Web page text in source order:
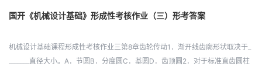
国开《机械设计基础》形成性考核作业（三）形考答案
机械设计基础课程形成性考核作业三第8章齿轮传动1．渐开线齿廓形状取决于_
_______直径大小。A．节圆B．分度圆C．基圆D．齿顶圆2．对于标准直齿圆柱